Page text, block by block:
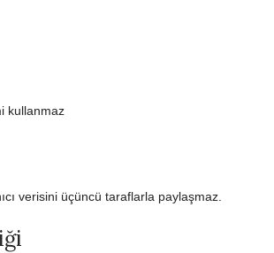
kullanmaz
verisini üçüncü taraflarla paylaşmaz.